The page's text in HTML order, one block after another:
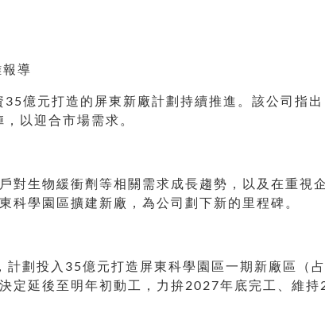
導
35億元打造的屏東新廠計劃持續推進。該公司指
以迎合市場需求。
對生物緩衝劑等相關需求成長趨勢，以及在重視
科學園區擴建新廠，為公司劃下新的里程碑。
計劃投入35億元打造屏東科學園區一期新廠區（
定延後至明年初動工，力拚2027年底完工、維持